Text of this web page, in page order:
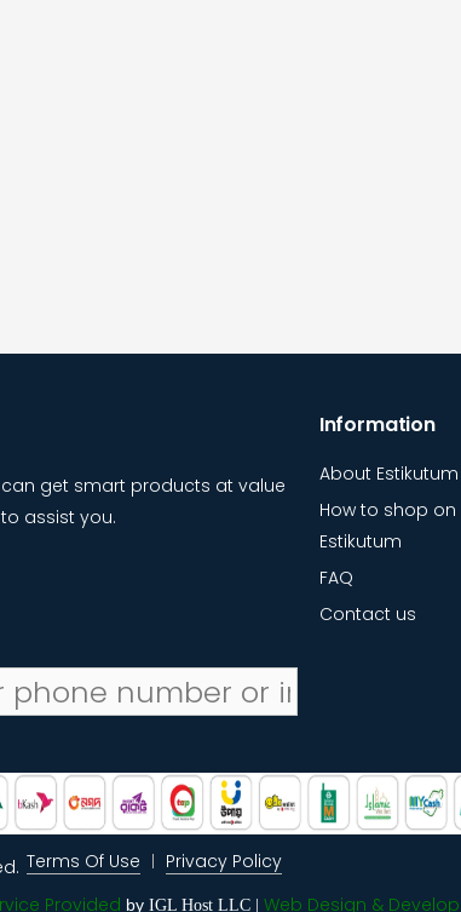
get smart products at value
assist you.
Information
About Estikutum
How to shop on
Estikutum
FAQ
Contact us
Terms Of Use Privacy Policy
Provided by IGL Host LLC | Web Design &